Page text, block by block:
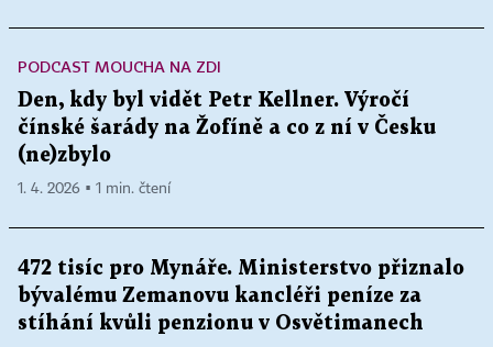
PODCAST MOUCHA NA ZDI
Den, kdy byl vidět Petr Kellner. Výročí
čínské šarády na Žofíně a co z ní v Česku
(ne)zbylo
1. 4. 2026 ▪ 1 min. čtení
472 tisíc pro Mynáře. Ministerstvo přiznalo
bývalému Zemanovu kancléři peníze za
stíhání kvůli penzionu v Osvětimanech